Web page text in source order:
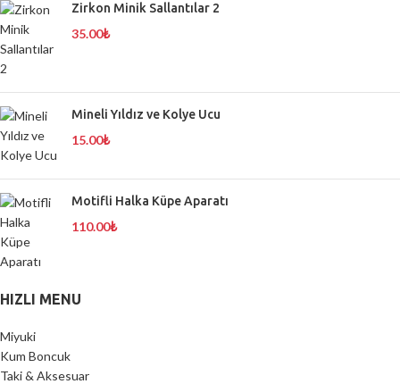
Zirkon Minik Sallantılar 2
35.00₺
Mineli Yıldız ve Kolye Ucu
15.00₺
Motifli Halka Küpe Aparatı
110.00₺
HIZLI MENU
Miyuki
Kum Boncuk
Taki & Aksesuar